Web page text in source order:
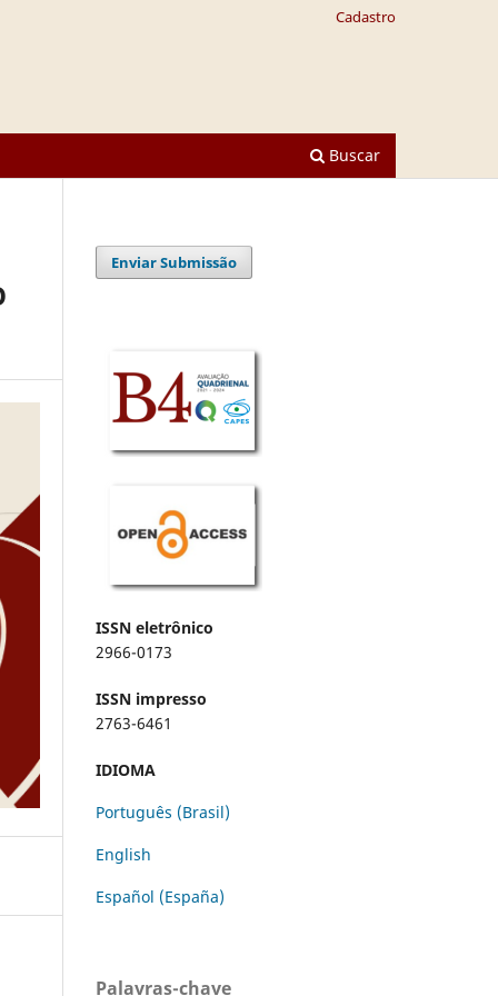
Buscar
Cadastro
Enviar Submissão
ISSN eletrônico
2966-0173
ISSN impresso
2763-6461
IDIOMA
Português (Brasil)
English
Español (España)
Palavras-chave